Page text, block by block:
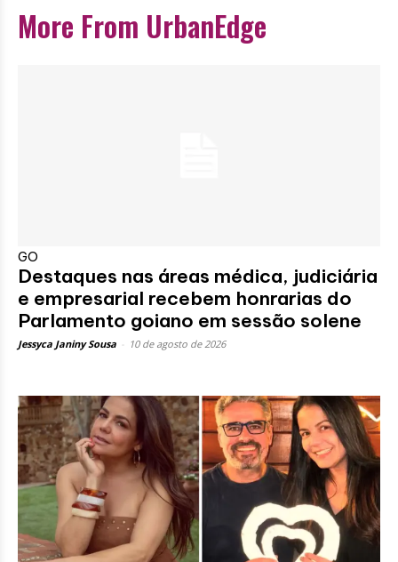
More From UrbanEdge
GO
Destaques nas áreas médica, judiciária
e empresarial recebem honrarias do
Parlamento goiano em sessão solene
Jessyca Janiny Sousa 10 de agosto de 2026